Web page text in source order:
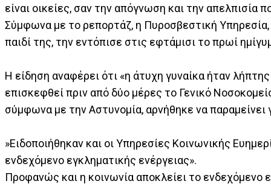
είναι οικείες, σαν την απόγνωση και την απελπισία
Σύμφωνα με το ρεπορτάζ, η Πυροσβεστική Υπηρεσία,
παιδί της, την εντόπισε στις εφτάμισι το πρωί
Η είδηση αναφέρει ότι «η άτυχη γυναίκα ήταν
επισκεφθεί πριν από δύο μέρες το Γενικό
σύμφωνα με την Αστυνομία, αρνήθηκε να παραμείνει
»Ειδοποιήθηκαν και οι Υπηρεσίες Κοινωνικής
ενδεχόμενο εγκληματικής ενέργειας».
Προφανώς και η κοινωνία αποκλείει το ενδεχόμενο